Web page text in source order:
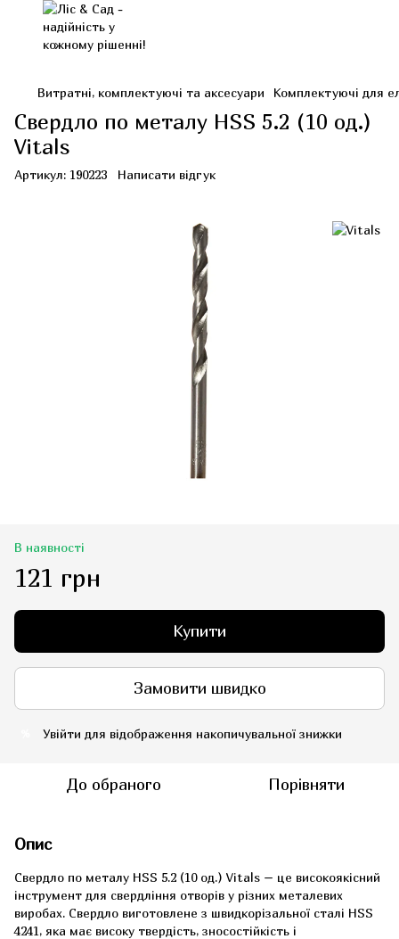
Витратні, комплектуючі та аксесуари Комплектуючі для
Свердло по металу HSS 5.2 (10 од.)
Vitals
Артикул: 190223 Написати відгук
В наявності
121 грн
Купити
Замовити швидко
Увійти для відображення накопичувальної знижки
До обраного Порівняти
Опис
Свердло по металу HSS 5.2 (10 од.) Vitals – це високоякісний
інструмент для свердління отворів у різних металевих
виробах. Свердло виготовлене з швидкорізальної сталі HSS
4241, яка має високу твердість, зносостійкість і